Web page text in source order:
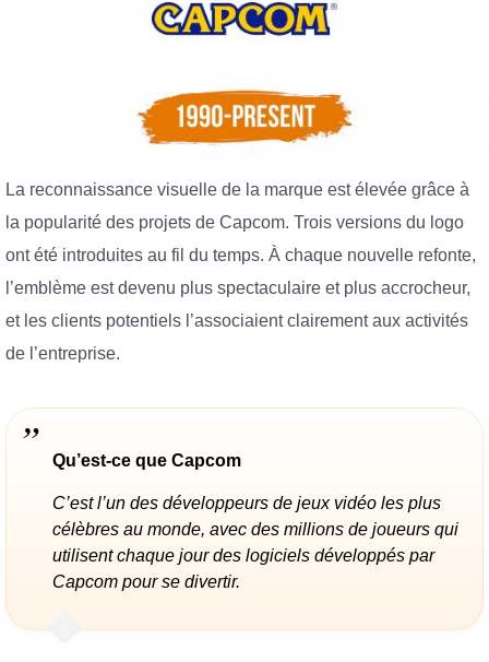
La reconnaissance visuelle de la marque est élevée grâce à
la popularité des projets de Capcom. Trois versions du logo
ont été introduites au fil du temps. À chaque nouvelle refonte,
l’emblème est devenu plus spectaculaire et plus accrocheur,
et les clients potentiels l’associaient clairement aux activités
de l’entreprise.
Qu’est-ce que Capcom
C’est l’un des développeurs de jeux vidéo les plus
célèbres au monde, avec des millions de joueurs qui
utilisent chaque jour des logiciels développés par
Capcom pour se divertir.